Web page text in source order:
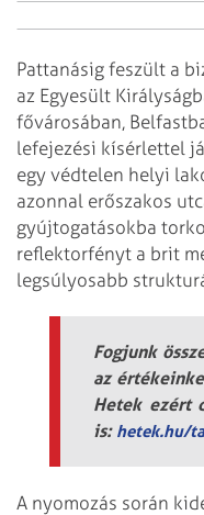
Pattanásig feszült a
az Egyesült
fővárosában,
lefejezési kísérlettel
egy védtelen helyi
azonnal erőszakos
gyújtogatásokba
reflektorfényt a brit
legsúlyosabb
Fogjunk
az
Hetek ezért
is: hetek.hu/
A nyomozás során